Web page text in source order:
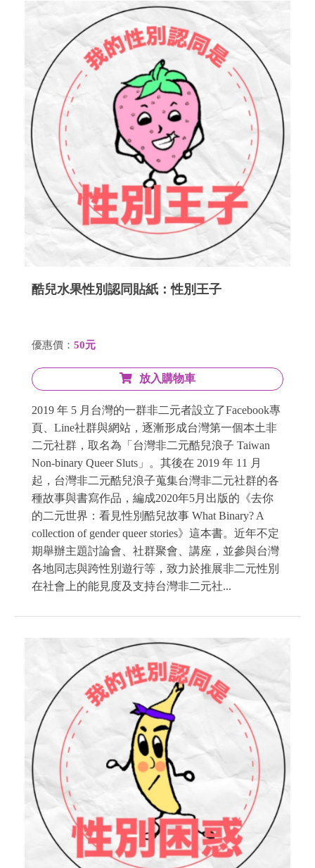
酷兒水果性別認同貼紙：性別王子
優惠價： 50元
放入購物車
2019 年 5 月台灣的一群非二元者設立了Facebook專
頁、Line社群與網站，逐漸形成台灣第一個本土非
二元社群，取名為「台灣非二元酷兒浪子 Taiwan
Non-binary Queer Sluts」。其後在 2019 年 11 月
起，台灣非二元酷兒浪子蒐集台灣非二元社群的各
種故事與書寫作品，編成2020年5月出版的《去你
的二元世界：看見性別酷兒故事 What Binary? A
collection of gender queer stories》這本書。近年不定
期舉辦主題討論會、社群聚會、講座，並參與台灣
各地同志與跨性別遊行等，致力於推展非二元性別
在社會上的能見度及支持台灣非二元社...